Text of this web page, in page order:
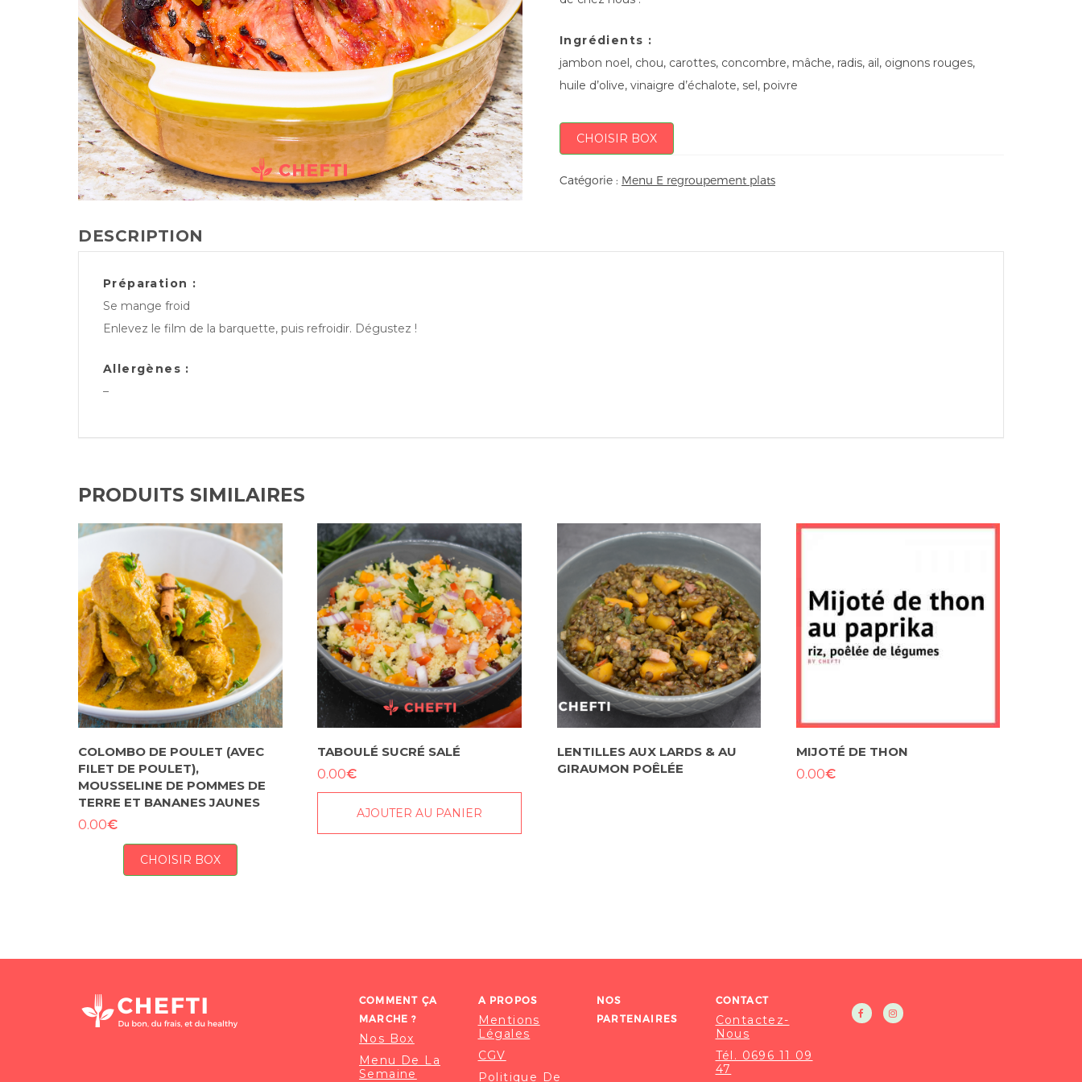
Ingrédients :
jambon noel, chou, carottes, concombre, mâche, radis, ail, oignons rouges,
huile d’olive, vinaigre d’échalote, sel, poivre
CHOISIR BOX
Catégorie : Menu E regroupement plats
DESCRIPTION
Préparation :
Se mange froid
Enlevez le film de la barquette, puis refroidir. Dégustez !
Allergènes :
–
PRODUITS SIMILAIRES
COLOMBO DE POULET (AVEC
FILET DE POULET),
MOUSSELINE DE POMMES DE
TERRE ET BANANES JAUNES
0.00€
CHOISIR BOX
TABOULÉ SUCRÉ SALÉ
0.00€
AJOUTER AU PANIER
LENTILLES AUX LARDS & AU
GIRAUMON POÊLÉE
MIJOTÉ DE THON
0.00€
COMMENT ÇA
MARCHE ?
Nos Box
Menu De La
Semaine
A PROPOS
Mentions
Légales
CGV
Politique De
NOS
PARTENAIRES
CONTACT
Contactez-
Nous
Tél. 0696 11 09
47